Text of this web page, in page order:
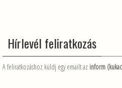
o
o
k
t
n
g
Hírlevél feliratkozás
A feliratkozáshoz küldj egy emailt az inform